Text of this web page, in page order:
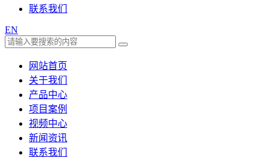
联系我们
EN
网站首页
关于我们
产品中心
项目案例
视频中心
新闻资讯
联系我们